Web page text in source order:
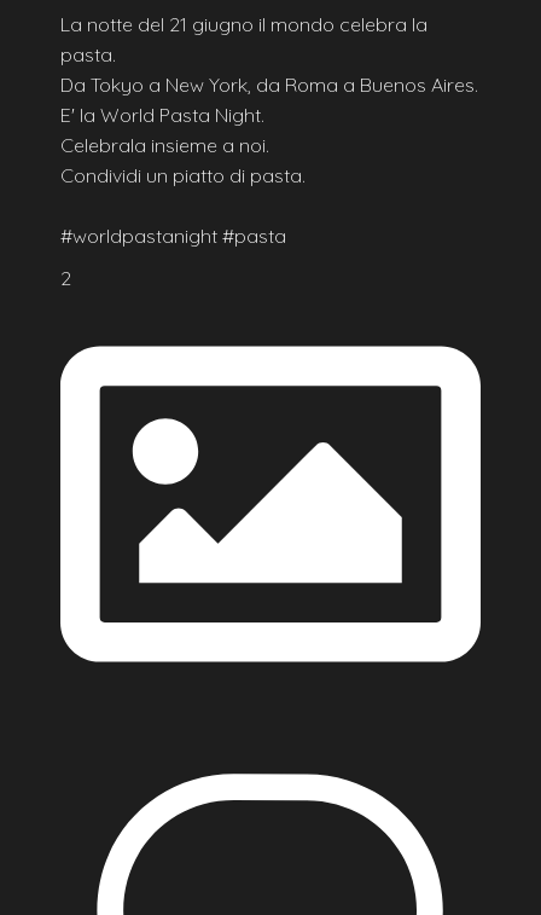
La notte del 21 giugno il mondo celebra la
pasta.
Da Tokyo a New York, da Roma a Buenos Aires.
E' la World Pasta Night.
Celebrala insieme a noi.
Condividi un piatto di pasta.
#worldpastanight #pasta
2